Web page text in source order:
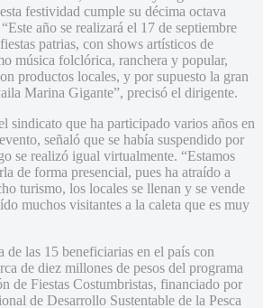
festividad cumple su décima octava
año se realizará el 17 de septiembre
patrias, con shows artísticos de
música folclórica, ranchera y popular,
productos locales, y por supuesto la gran
Marina Gigante”, precisó el dirigente.
sindicato que ha participado varios años en
señaló que se había suspendido por
se realizó igual virtualmente. “Estamos
de forma presencial, pues ha atraído a
turismo, los locales se llenan y se vende
muchos visitantes a la caleta que es muy
las 15 beneficiarias en el país con
de diez millones de pesos del programa
de Fiestas Costumbristas, financiado por
de Desarrollo Sustentable de la Pesca